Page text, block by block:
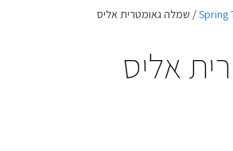
Spring/ שמלה גאומטרית אליס
אליס